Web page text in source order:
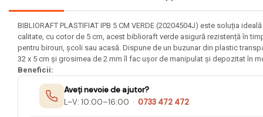
Pensule scolare bucata
Pensule scolare set
Lipiciuri
Foarfece pentru copii
Hartie si carton colorate
Hartie Creponata, Hartie
Glasata
BIBLIORAFT PLASTIFIAT IPB 5 CM VERDE (20204504J) este soluția
calitate, cu cotor de 5 cm, acest biblioraft verde asigură rezistență în
pentru birouri, școli sau acasă. Dispune de un buzunar din plastic
32 x 5 cm și grosimea de 2 mm îl fac ușor de manipulat și depozitat în
Beneficii:
Aveți nevoie de ajutor?
L–V: 10:00–16:00 · 0733 472 472